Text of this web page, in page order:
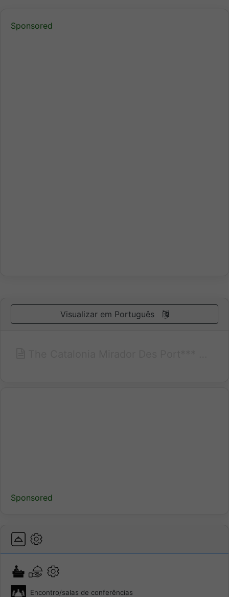
Sponsored
Visualizar em Português
Sponsored
Encontro/salas de conferências